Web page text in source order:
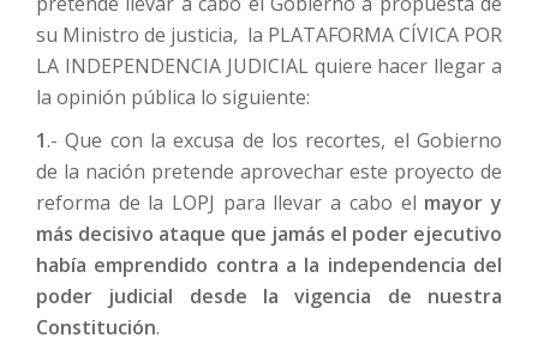
su Ministro de justicia, la PLATAFORMA CÍVICA POR
LA INDEPENDENCIA JUDICIAL quiere hacer llegar a
la opinión pública lo siguiente:
1.- Que con la excusa de los recortes, el Gobierno
de la nación pretende aprovechar este proyecto de
reforma de la LOPJ para llevar a cabo el mayor y
más decisivo ataque que jamás el poder ejecutivo
había emprendido contra a la independencia del
poder judicial desde la vigencia de nuestra
Constitución.